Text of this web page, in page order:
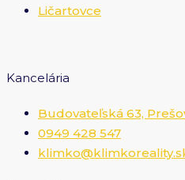
Ličartovce
Kancelária
Budovateľská 63,
0949 428 547